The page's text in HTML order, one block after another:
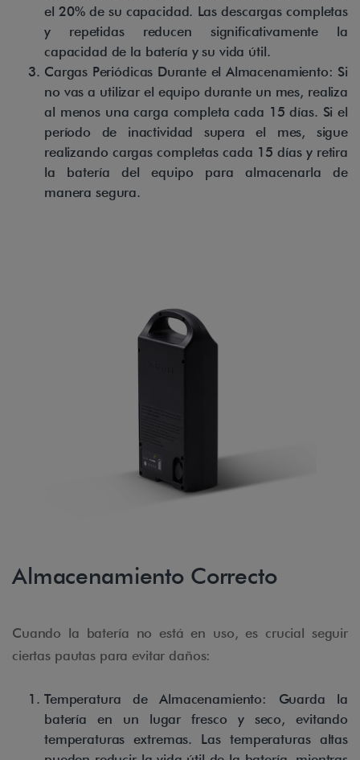
el 20% de su capacidad. Las descargas completas
y repetidas reducen significativamente la
capacidad de la batería y su vida útil.
Cargas Periódicas Durante el Almacenamiento: Si
no vas a utilizar el equipo durante un mes, realiza
al menos una carga completa cada 15 días. Si el
período de inactividad supera el mes, sigue
realizando cargas completas cada 15 días y retira
la batería del equipo para almacenarla de
manera segura.
Almacenamiento Correcto
Cuando la batería no está en uso, es crucial seguir
ciertas pautas para evitar daños:
Temperatura de Almacenamiento: Guarda la
batería en un lugar fresco y seco, evitando
temperaturas extremas. Las temperaturas altas